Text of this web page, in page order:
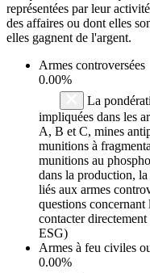
représentées par leur
des affaires ou dont elles
elles gagnent de l'argent.
Armes controversées
0.00%
La
impliquées dans les
A, B et C, mines
munitions à
munitions au
dans la production,
liés aux armes
questions
contacter
ESG)
Armes à feu civiles
0.00%